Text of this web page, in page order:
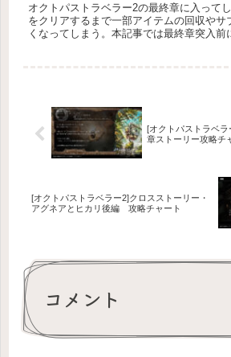
オクトパストラベラー2の最終章に入って
をクリアするまで一部アイテムの回収やサ
くなってしまう。本記事では最終章突入前
[オクトパストラベ
章ストーリー攻略チ
[オクトパストラベラー2]クロスストーリー・
アグネアとヒカリ後編 攻略チャート
コメント